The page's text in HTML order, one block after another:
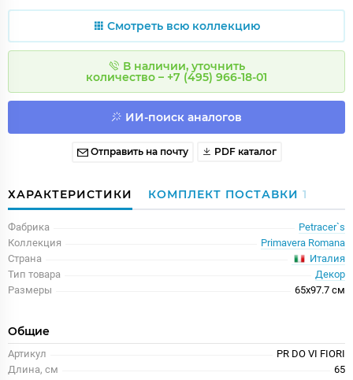
Смотреть всю коллекцию
В наличии, уточнить
количество – +7 (495) 966-18-01
ИИ-поиск аналогов
Отправить на почту PDF каталог
ХАРАКТЕРИСТИКИ КОМПЛЕКТ ПОСТАВКИ 1
Фабрика
Petracer`s
Коллекция
Primavera Romana
Страна
Италия
Тип товара
Декор
Размеры
65x97.7 см
Общие
Артикул
PR DO VI FIORI
Длина, см
65